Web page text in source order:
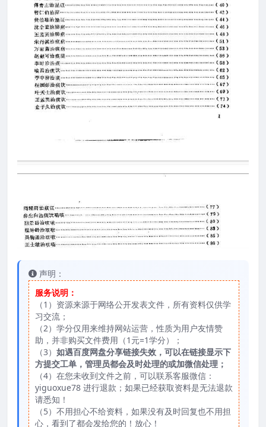
声明：
服务说明：
（1）资源来源于网络公开发表文件，所有资料仅供学
习交流；
（2）学分仅用来维持网站运营，性质为用户友情赞
助，并非购买文件费用（1元=1学分）；
（3） 如遇百度网盘分享链接失效，可以在链接显示下
方提交工单，管理员都会及时处理的或加微信处理；
（4）在您未收到文件之前，可以联系客服微信：
yiguoxue78 进行退款；如果已经获取资料是无法退款
请悉知！
（5）不用担心不给资料，如果没有及时回复也不用担
心，看到了都会发给您的！放心！